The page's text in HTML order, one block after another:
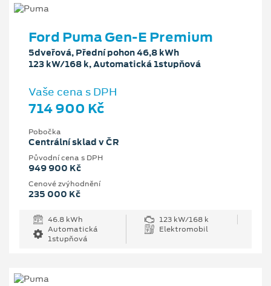
Ford Puma Gen-E Premium
5dveřová, Přední pohon 46,8 kWh
123 kW/168 k, Automatická 1stupňová
Vaše cena s DPH
714 900 Kč
Pobočka
Centrální sklad v ČR
Původní cena s DPH
949 900 Kč
Cenové zvýhodnění
235 000 Kč
46.8 kWh
123 kW/168 k
Automatická
1stupňová
Elektromobil